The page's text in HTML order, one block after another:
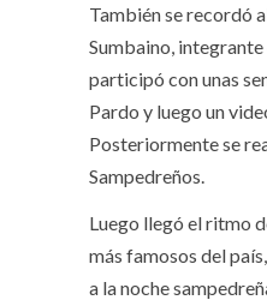
También se recordó
Sumbaino,
participó con unas
Pardo y luego un
Posteriormente se
Sampedreños.
Luego llegó el ritmo
más famosos del
a la noche